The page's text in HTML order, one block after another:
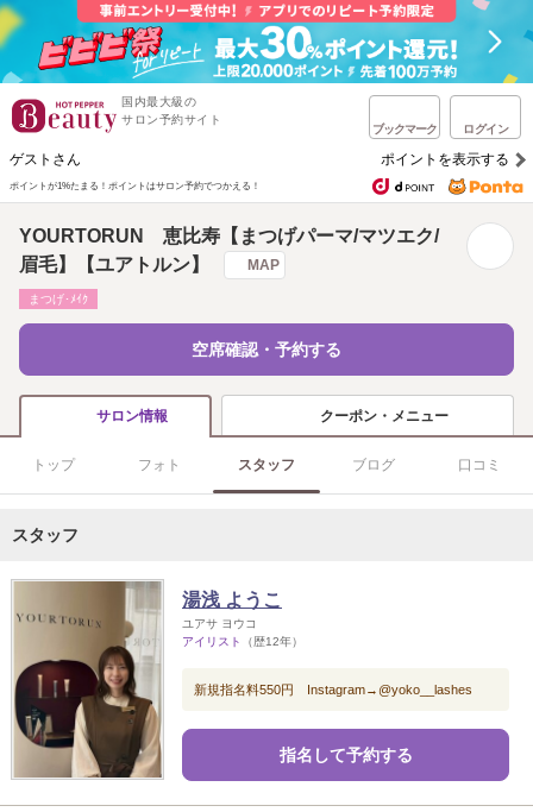
国内最大級の
サロン予約サイト
ブックマーク ログイン
ゲストさん ポイントを表示する
ポイントが1%たまる！ ポイントはサロン予約でつかえる！
YOURTORUN 恵比寿【まつげパーマ/マツエク/
眉毛】【ユアトルン】
MAP
まつげ･ﾒｲｸ
空席確認・予約する
サロン情報 クーポン・メニュー
トップ フォト スタッフ ブログ 口コミ
スタッフ
湯浅 ようこ
ユアサ ヨウコ
アイリスト
（歴12年）
新規指名料550円 Instagram→@yoko__lashes
指名して予約する